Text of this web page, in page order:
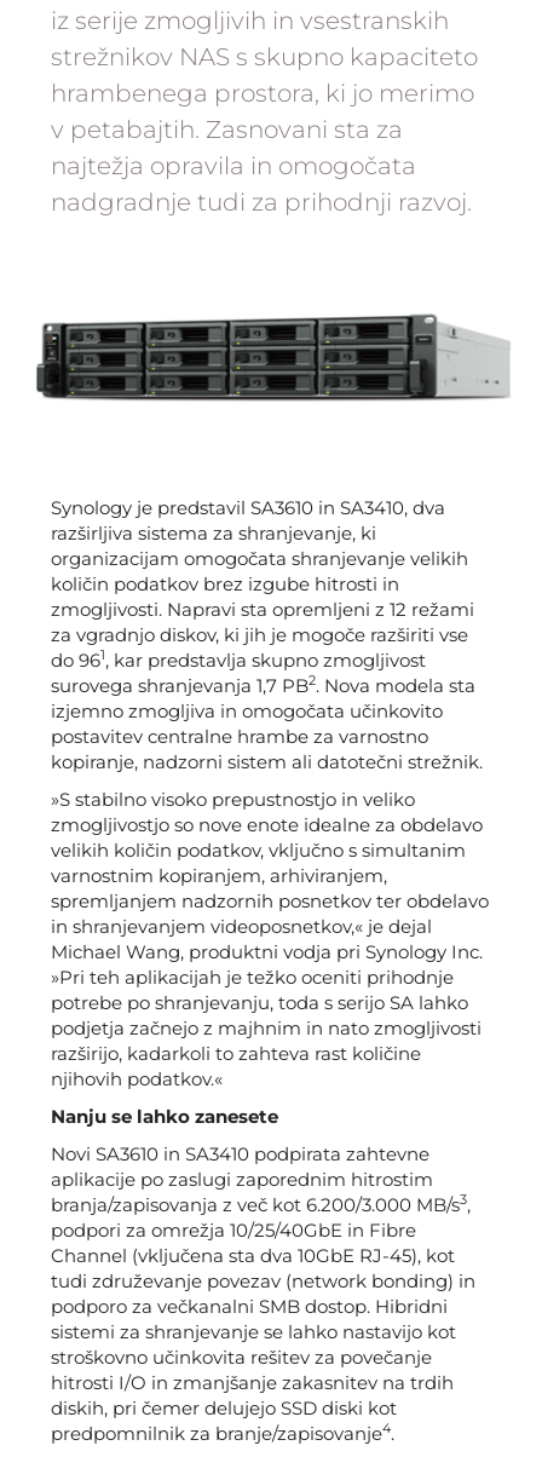
iz serije zmogljivih in vsestranskih
strežnikov NAS s skupno kapaciteto
hrambenega prostora, ki jo merimo
v petabajtih. Zasnovani sta za
najtežja opravila in omogočata
nadgradnje tudi za prihodnji razvoj.
Synology je predstavil SA3610 in SA3410, dva
razširljiva sistema za shranjevanje, ki
organizacijam omogočata shranjevanje velikih
količin podatkov brez izgube hitrosti in
zmogljivosti. Napravi sta opremljeni z 12 režami
za vgradnjo diskov, ki jih je mogoče razširiti vse
do 961, kar predstavlja skupno zmogljivost
surovega shranjevanja 1,7 PB2. Nova modela sta
izjemno zmogljiva in omogočata učinkovito
postavitev centralne hrambe za varnostno
kopiranje, nadzorni sistem ali datotečni strežnik.
»S stabilno visoko prepustnostjo in veliko
zmogljivostjo so nove enote idealne za obdelavo
velikih količin podatkov, vključno s simultanim
varnostnim kopiranjem, arhiviranjem,
spremljanjem nadzornih posnetkov ter obdelavo
in shranjevanjem videoposnetkov,« je dejal
Michael Wang, produktni vodja pri Synology Inc.
»Pri teh aplikacijah je težko oceniti prihodnje
potrebe po shranjevanju, toda s serijo SA lahko
podjetja začnejo z majhnim in nato zmogljivosti
razširijo, kadarkoli to zahteva rast količine
njihovih podatkov.«
Nanju se lahko zanesete
Novi SA3610 in SA3410 podpirata zahtevne
aplikacije po zaslugi zaporednim hitrostim
branja/zapisovanja z več kot 6.200/3.000 MB/s3,
podpori za omrežja 10/25/40GbE in Fibre
Channel (vključena sta dva 10GbE RJ-45), kot
tudi združevanje povezav (network bonding) in
podporo za večkanalni SMB dostop. Hibridni
sistemi za shranjevanje se lahko nastavijo kot
stroškovno učinkovita rešitev za povečanje
hitrosti I/O in zmanjšanje zakasnitev na trdih
diskih, pri čemer delujejo SSD diski kot
predpomnilnik za branje/zapisovanje4.